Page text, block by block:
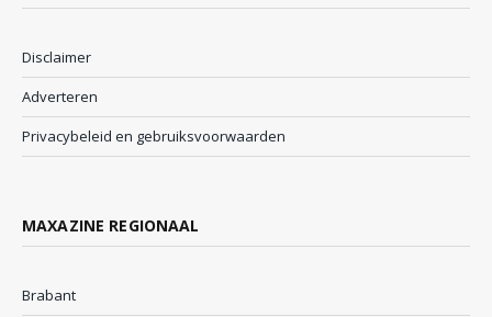
Disclaimer
Adverteren
Privacybeleid en gebruiksvoorwaarden
MAXAZINE REGIONAAL
Brabant